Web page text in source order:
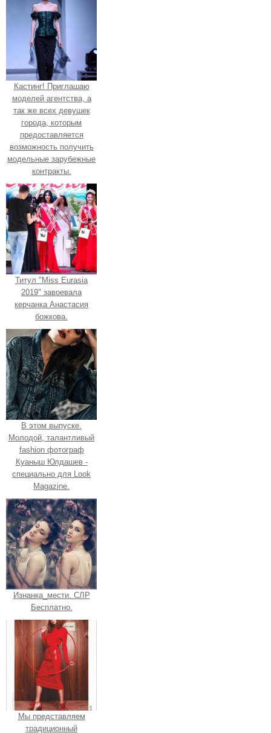
Кастинг! Приглашаю
моделей агентства, а
так же всех девушек
города, которым
предоставляется
возможность получить
модельные зарубежные
контракты.
Титул "Miss Eurasia
2019" завоевала
керчанка Анастасия
божкова.
В этом выпуске.
Молодой, талантливый
fashion фотограф
Куаныш Юлдашев -
специально для Look
Magazine.
Изнанка_мести. СЛР
Бесплатно.
Мы представляем
традиционный